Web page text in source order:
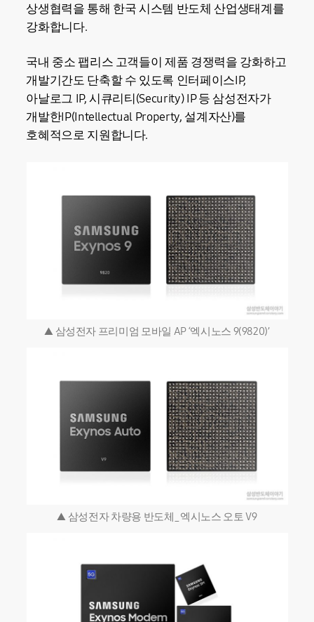
상생협력을 통해 한국 시스템 반도체 산업생태계를
강화합니다.
국내 중소 팹리스 고객들이 제품 경쟁력을 강화하고
개발기간도 단축할 수 있도록 인터페이스IP,
아날로그 IP, 시큐리티(Security) IP 등 삼성전자가
개발한IP(Intellectual Property, 설계자산)를
호혜적으로 지원합니다.
▲ 삼성전자 프리미엄 모바일 AP ‘엑시노스 9(9820)’
▲ 삼성전자 차량용 반도체_엑시노스 오토 V9